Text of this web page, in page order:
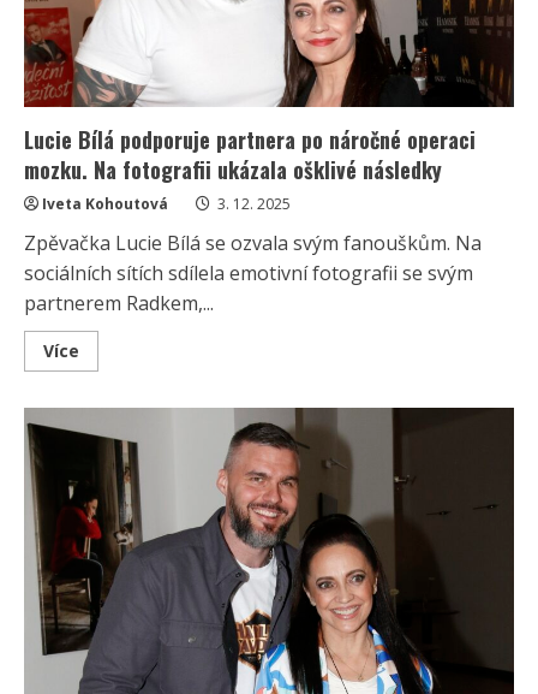
sebe
odháníš?“
Dnes
mu
je
moc
vděčná
Lucie Bílá podporuje partnera po náročné operaci
mozku. Na fotografii ukázala ošklivé následky
Iveta Kohoutová 3. 12. 2025
Zpěvačka Lucie Bílá se ozvala svým fanouškům. Na
sociálních sítích sdílela emotivní fotografii se svým
partnerem Radkem,...
Více
more
podporuje
partnera
náročné
operaci
mozku.
Na
fotografii
ukázala
ošklivé
následky